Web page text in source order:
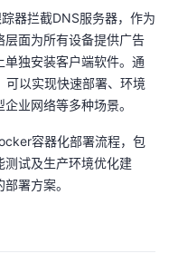
器拦截DNS服务器，作为
面为所有设备提供广告
独安装客户端软件。通
可以实现快速部署、环境
业网络等多种场景。
容器化部署流程，包
测试及生产环境优化建
署方案。